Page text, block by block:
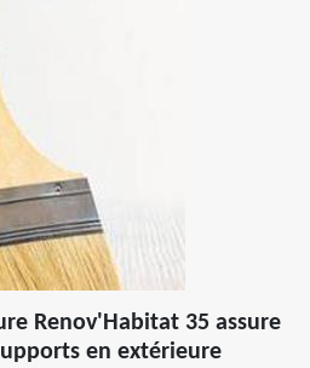
Renov'Habitat 35 assure
en extérieure